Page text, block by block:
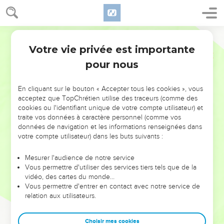
NE MANQUEZ PAS L’ÉVÉNEMENT
DE L’ANNÉE !
ET SI LEURS ERREURS POUVAIENT VOUS ÉVITER LES
VOTRES ?
leur foi ou leur vision. Mais on voit moins les doutes, les erreurs
et les saisons difficiles qu'ils ont traversés, alors même que ce
sont elles qui les ont façonnés.
Dans cette conférence, leaders, entrepreneurs, et responsables
clés pour avancer avec plus de sagesse afin que leurs erreurs
Votre vie privée est importante
pour nous
En cliquant sur le bouton « Accepter tous les cookies », vous
acceptez que TopChrétien utilise des traceurs (comme des
cookies ou l'identifiant unique de votre compte utilisateur) et
traite vos données à caractère personnel (comme vos
données de navigation et les informations renseignées dans
votre compte utilisateur) dans les buts suivants :
Mesurer l'audience de notre service
Vous permettre d'utiliser des services tiers tels que de la
vidéo, des cartes du monde…
Vous permettre d'entrer en contact avec notre service de
relation aux utilisateurs.
Choisir mes cookies